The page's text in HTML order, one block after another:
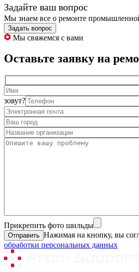
Задайте ваш вопрос
Мы знаем все о ремонте
Задать вопрос
Мы свяжемся с вами
Оставьте заявку на
зовут?
Прикрепить фото шильды
Нажимая на кнопку, вы
обработки персональных данных